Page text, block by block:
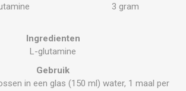
3 gram
Ingredienten
L-glutamine
Gebruik
in een glas (150 ml) water, 1 maal per